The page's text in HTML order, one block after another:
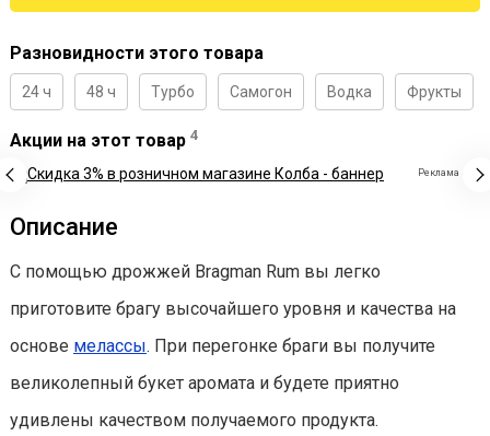
Разновидности этого товара
24 ч 48 ч Турбо Самогон Водка Фрукты
Акции на этот товар 4
Реклама
Описание
С помощью дрожжей Bragman Rum вы легко
приготовите брагу высочайшего уровня и качества на
основе мелассы. При перегонке браги вы получите
великолепный букет аромата и будете приятно
удивлены качеством получаемого продукта.